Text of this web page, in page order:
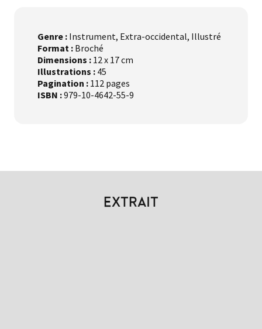
Genre : Instrument, Extra-occidental, Illustré
Format : Broché
Dimensions : 12 x 17 cm
Illustrations : 45
Pagination : 112 pages
ISBN :979-10-4642-55-9
EXTRAIT